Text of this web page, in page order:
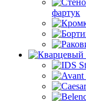
фартук